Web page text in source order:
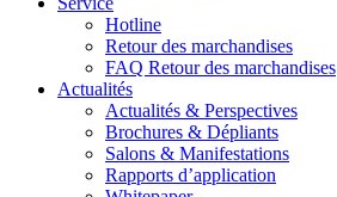
Hotline
Retour des marchandises
FAQ Retour des marchandises
Actualités
Actualités & Perspectives
Brochures & Dépliants
Salons & Manifestations
Rapports d’application